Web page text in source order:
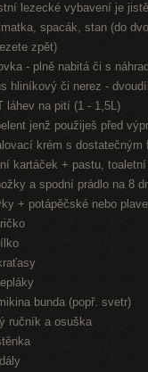
lezecké vybavení je
spacák, stan (do
zpět)
- plně nabitá či s
hliníkový či nerez -
láhev na pití (1 - 1,5L)
jenž použiješ před
krém s dostatečným
kartáček + pastu,
a spodní prádlo na 8
+ potápěčské nebo
bunda (popř. svetr)
ručník a osuška